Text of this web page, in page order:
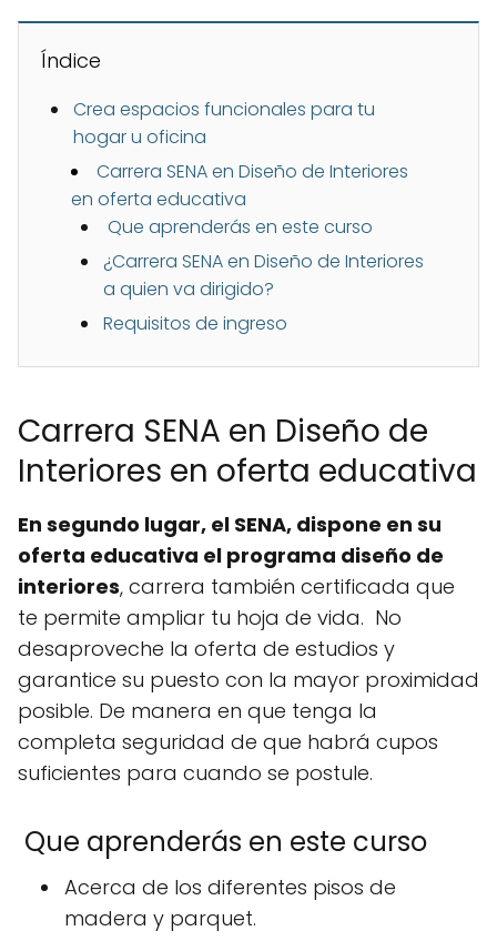
Índice
Crea espacios funcionales para tu
hogar u oficina
Carrera SENA en Diseño de Interiores
en oferta educativa
Que aprenderás en este curso
¿Carrera SENA en Diseño de Interiores
a quien va dirigido?
Requisitos de ingreso
Carrera SENA en Diseño de
Interiores en oferta educativa
En segundo lugar, el SENA, dispone en su
oferta educativa el programa diseño de
interiores, carrera también certificada que
te permite ampliar tu hoja de vida. No
desaproveche la oferta de estudios y
garantice su puesto con la mayor proximidad
posible. De manera en que tenga la
completa seguridad de que habrá cupos
suficientes para cuando se postule.
Que aprenderás en este curso
Acerca de los diferentes pisos de
madera y parquet.